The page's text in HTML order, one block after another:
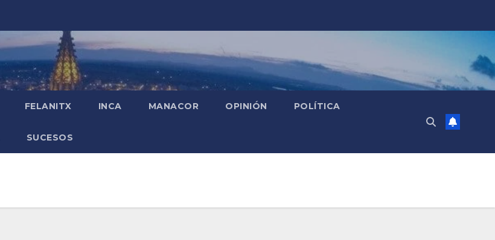
FELANITX INCA MANACOR OPINIÓN POLÍTICA
SUCESOS